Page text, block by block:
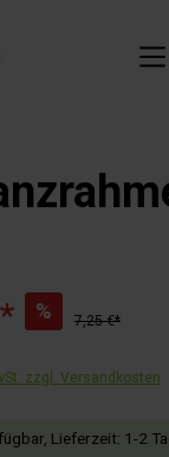
%
7,25 €*
zzgl. Versandkosten
Lieferzeit: 1-2